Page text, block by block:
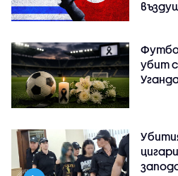
убит